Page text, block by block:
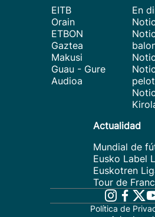
EITB
Orain
ETBON
Gaztea
Makusi
Guau - Gure
Audioa
En
Actualidad
Mundial de
Eusko Label
Euskotren
Tour de
Política de